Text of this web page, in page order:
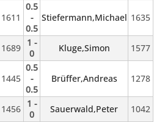
1611
0.5
-
0.5
Stiefermann,Michael 1635
1689 1 -
0
Kluge,Simon 1577
1445
0.5
-
0.5
Brüffer,Andreas 1278
1456 1 -
0
Sauerwald,Peter 1042